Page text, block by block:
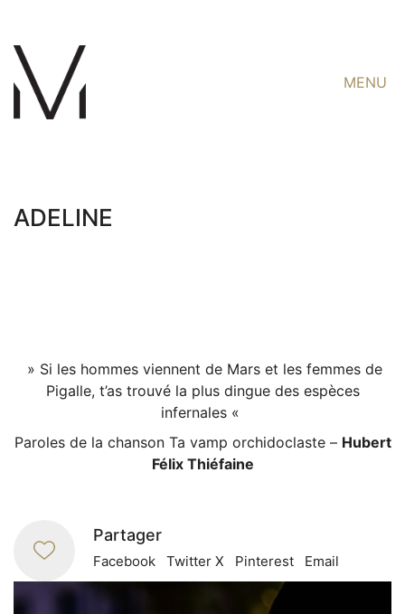
MENU
ADELINE
» Si les hommes viennent de Mars et les femmes de
Pigalle, t’as trouvé la plus dingue des espèces
infernales «
Paroles de la chanson Ta vamp orchidoclaste – Hubert
Félix Thiéfaine
Partager
Facebook Twitter X Pinterest Email